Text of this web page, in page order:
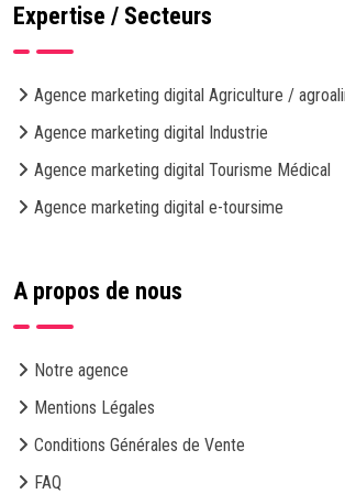
Expertise / Secteurs
Agence marketing digital Agriculture /
Agence marketing digital Industrie
Agence marketing digital Tourisme Médical
Agence marketing digital e-toursime
A propos de nous
Notre agence
Mentions Légales
Conditions Générales de Vente
FAQ